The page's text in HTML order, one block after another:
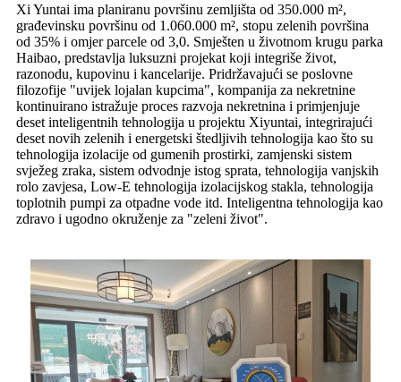
Xi Yuntai ima planiranu površinu zemljišta od 350.000 m²,
građevinsku površinu od 1.060.000 m², stopu zelenih površina
od 35% i omjer parcele od 3,0. Smješten u životnom krugu parka
Haibao, predstavlja luksuzni projekat koji integriše život,
razonodu, kupovinu i kancelarije. Pridržavajući se poslovne
filozofije "uvijek lojalan kupcima", kompanija za nekretnine
kontinuirano istražuje proces razvoja nekretnina i primjenjuje
deset inteligentnih tehnologija u projektu Xiyuntai, integrirajući
deset novih zelenih i energetski štedljivih tehnologija kao što su
tehnologija izolacije od gumenih prostirki, zamjenski sistem
svježeg zraka, sistem odvodnje istog sprata, tehnologija vanjskih
rolo zavjesa, Low-E tehnologija izolacijskog stakla, tehnologija
toplotnih pumpi za otpadne vode itd. Inteligentna tehnologija kao
zdravo i ugodno okruženje za "zeleni život".